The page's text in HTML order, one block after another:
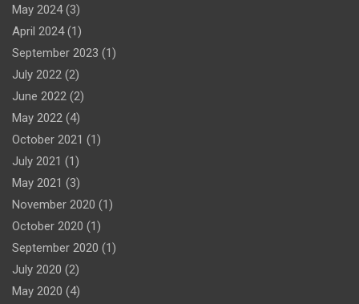
May 2024(3)
April 2024(1)
September 2023 (1)
July 2022 (2)
June 2022 (2)
May 2022 (4)
October 2021 (1)
July 2021 (1)
May 2021 (3)
November 2020 (1)
October 2020 (1)
September 2020 (1)
July 2020 (2)
May 2020 (4)